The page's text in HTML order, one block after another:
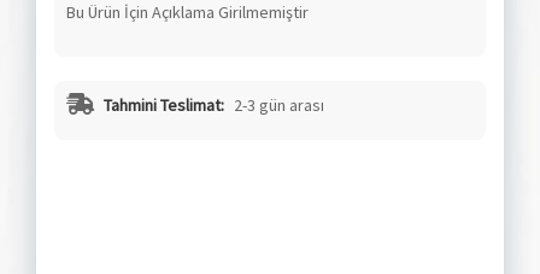
Bu Ürün İçin Açıklama Girilmemiştir
Tahmini Teslimat: 2-3 gün arası